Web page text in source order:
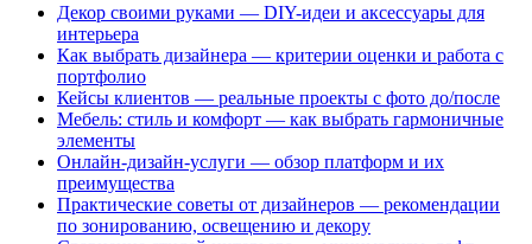
Декор своими руками — DIY-идеи и аксессуары для
интерьера
Как выбрать дизайнера — критерии оценки и работа с
портфолио
Кейсы клиентов — реальные проекты с фото до/после
Мебель: стиль и комфорт — как выбрать гармоничные
элементы
Онлайн-дизайн-услуги — обзор платформ и их
преимущества
Практические советы от дизайнеров — рекомендации
по зонированию, освещению и декору